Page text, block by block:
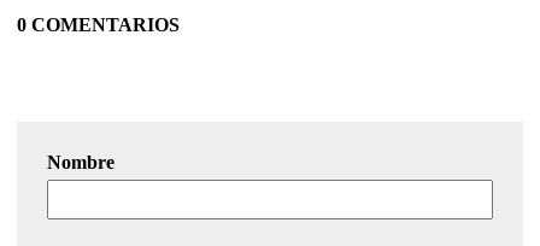
0 COMENTARIOS
Nombre